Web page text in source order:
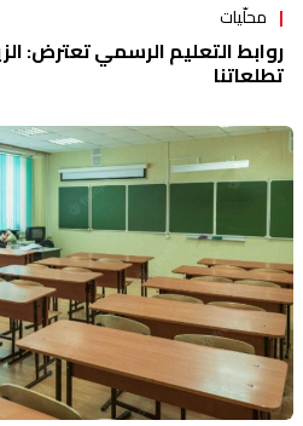
محلّيات
روابط التعليم الرسمي تعترض:
تطلعاتنا